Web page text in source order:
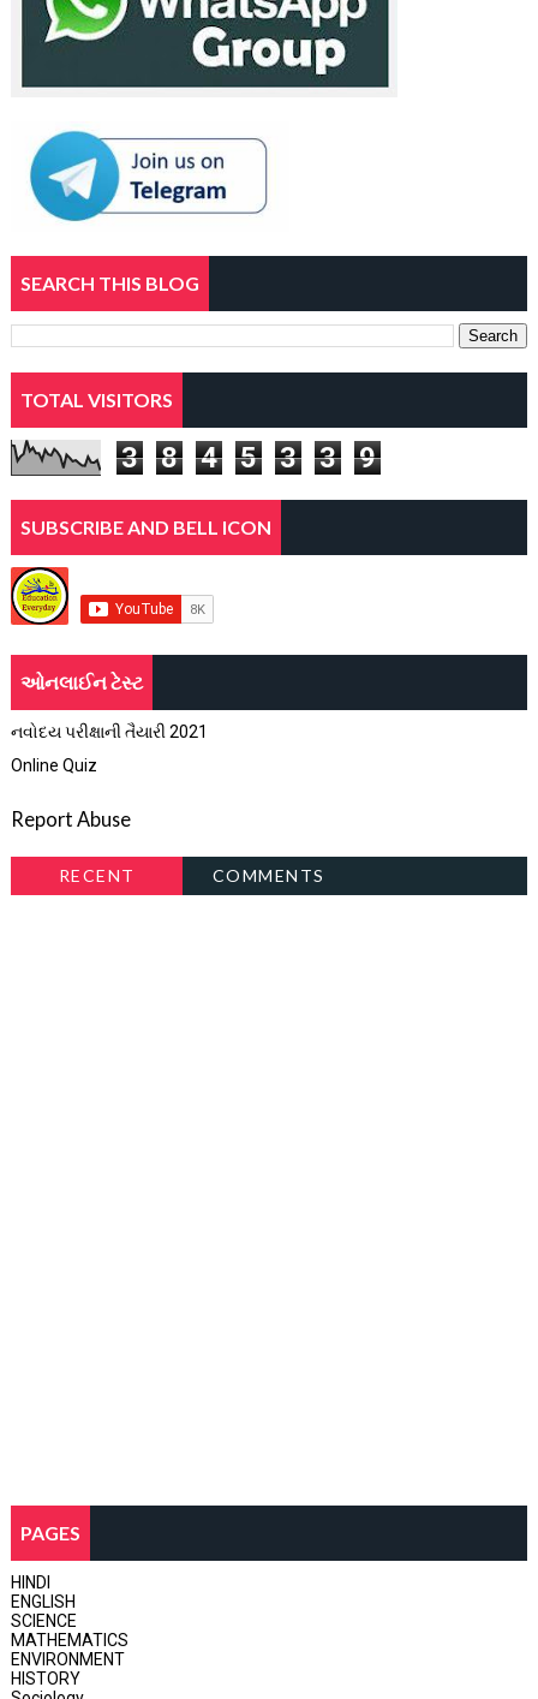
SEARCH THIS BLOG
TOTAL VISITORS
3 8 4 5 3 3 9
SUBSCRIBE AND BELL ICON
ઓનલાઈન ટેસ્ટ
નવોદય પરીક્ષાની તૈયારી 2021
Online Quiz
Report Abuse
RECENT COMMENTS
PAGES
HINDI
ENGLISH
SCIENCE
MATHEMATICS
ENVIRONMENT
HISTORY